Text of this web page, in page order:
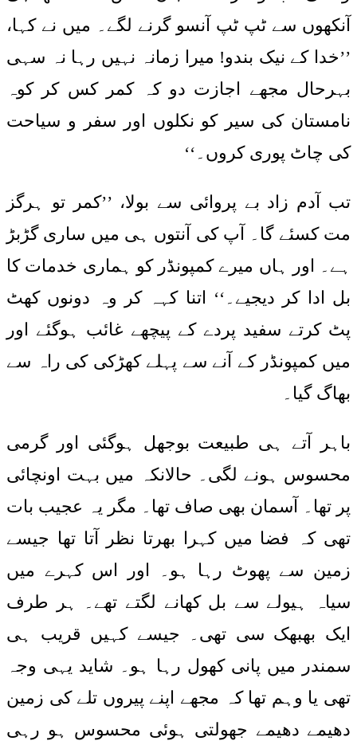
آنکھوں سے ٹپ ٹپ آنسو گرنے لگے۔ میں نے کہا،
’’خدا کے نیک بندو! میرا زمانہ نہیں رہا نہ سہی
بہرحال مجھے اجازت دو کہ کمر کس کر کوہ
نامستان کی سیر کو نکلوں اور سفر و سیاحت
کی چاٹ پوری کروں۔‘‘
تب آدم زاد بے پروائی سے بولا، ’’کمر تو ہرگز
مت کسئے گا۔ آپ کی آنتوں ہی میں ساری گڑبڑ
ہے۔ اور ہاں میرے کمپونڈر کو ہماری خدمات کا
بل ادا کر دیجیے۔‘‘ اتنا کہہ کر وہ دونوں کھٹ
پٹ کرتے سفید پردے کے پیچھے غائب ہوگئے اور
میں کمپونڈر کے آنے سے پہلے کھڑکی کی راہ سے
بھاگ گیا۔
باہر آتے ہی طبیعت بوجھل ہوگئی اور گرمی
محسوس ہونے لگی۔ حالانکہ میں بہت اونچائی
پر تھا۔ آسمان بھی صاف تھا۔ مگر یہ عجیب بات
تھی کہ فضا میں کہرا بھرتا نظر آتا تھا جیسے
زمین سے پھوٹ رہا ہو۔ اور اس کہرے میں
سیاہ ہیولے سے بل کھانے لگتے تھے۔ ہر طرف
ایک بھبھک سی تھی۔ جیسے کہیں قریب ہی
سمندر میں پانی کھول رہا ہو۔ شاید یہی وجہ
تھی یا وہم تھا کہ مجھے اپنے پیروں تلے کی زمین
دھیمے دھیمے جھولتی ہوئی محسوس ہو رہی